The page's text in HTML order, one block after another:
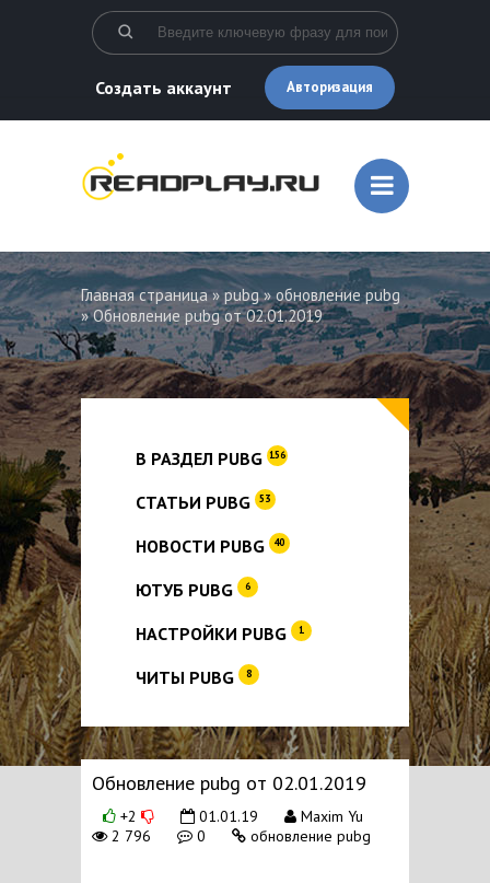
Создать аккаунт Авторизация
Главная страница» pubg»обновление pubg
» Обновление pubg от 02.01.2019
В РАЗДЕЛ PUBG 156
СТАТЬИ PUBG 53
НОВОСТИ PUBG 40
ЮТУБ PUBG 6
НАСТРОЙКИ PUBG 1
ЧИТЫ PUBG 8
Обновление pubg от 02.01.2019
+2 01.01.19
Maxim Yu
2 796
0 обновление pubg